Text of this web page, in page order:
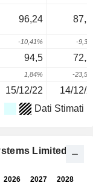
96,24
-10,41% -
94,5
1,84% -
15/12/22 14/12/
Dati Stimati
Limited